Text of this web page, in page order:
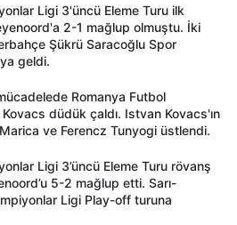
Ligi 3'üncü Eleme Turu ilk
2-1 mağlup olmuştu. İki
Şükrü Saracoğlu Spor
geldi.
Romanya Futbol
düdük çaldı. Istvan Kovacs'ın
Marica ve Ferencz Tunyogi üstlendi.
Ligi 3’üncü Eleme Turu rövanş
5-2 mağlup etti. Sarı-
Ligi Play-off turuna